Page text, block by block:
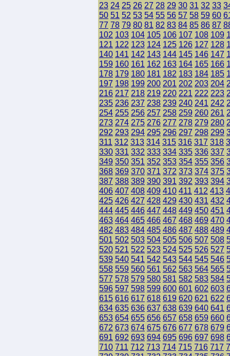
23 24 25 26 27 28 29 30 31 32 33
50 51 52 53 54 55 56 57 58 59 60
77 78 79 80 81 82 83 84 85 86 87
102 103 104 105 106 107 108 109
121 122 123 124 125 126 127 128
140 141 142 143 144 145 146 147
159 160 161 162 163 164 165 166
178 179 180 181 182 183 184 185
197 198 199 200 201 202 203 204
216 217 218 219 220 221 222 223
235 236 237 238 239 240 241 242
254 255 256 257 258 259 260 261
273 274 275 276 277 278 279 280
292 293 294 295 296 297 298 299
311 312 313 314 315 316 317 318
330 331 332 333 334 335 336 337
349 350 351 352 353 354 355 356
368 369 370 371 372 373 374 375
387 388 389 390 391 392 393 394
406 407 408 409 410 411 412 413
425 426 427 428 429 430 431 432
444 445 446 447 448 449 450 451
463 464 465 466 467 468 469 470
482 483 484 485 486 487 488 489
501 502 503 504 505 506 507 508
520 521 522 523 524 525 526 527
539 540 541 542 543 544 545 546
558 559 560 561 562 563 564 565
577 578 579 580 581 582 583 584
596 597 598 599 600 601 602 603
615 616 617 618 619 620 621 622
634 635 636 637 638 639 640 641
653 654 655 656 657 658 659 660
672 673 674 675 676 677 678 679
691 692 693 694 695 696 697 698
710 711 712 713 714 715 716 717